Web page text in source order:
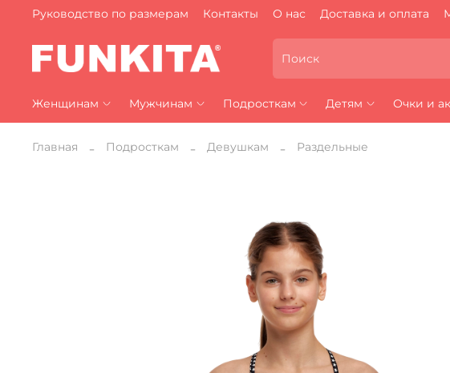
Руководство по размерам Контакты О нас Доставка и оплата
Женщинам Мужчинам Подросткам Детям Очки и
Главная Подросткам Девушкам Раздельные